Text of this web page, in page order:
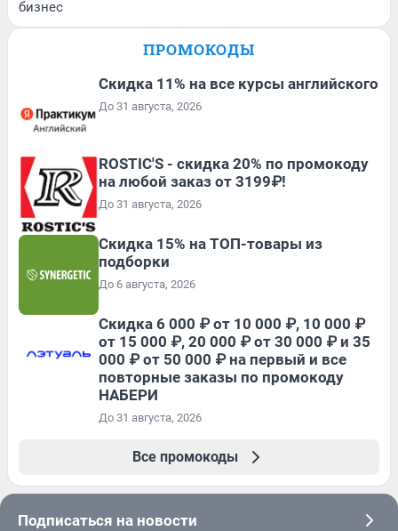
бизнес
ПРОМОКОДЫ
Скидка 11% на все курсы английского
До 31 августа, 2026
ROSTIC'S - скидка 20% по промокоду
на любой заказ от 3199₽!
До 31 августа, 2026
Скидка 15% на ТОП-товары из
подборки
До 6 августа, 2026
Скидка 6 000 ₽ от 10 000 ₽, 10 000 ₽
от 15 000 ₽, 20 000 ₽ от 30 000 ₽ и 35
000 ₽ от 50 000 ₽ на первый и все
повторные заказы по промокоду
НАБЕРИ
До 31 августа, 2026
Все промокоды
Подписаться на новости